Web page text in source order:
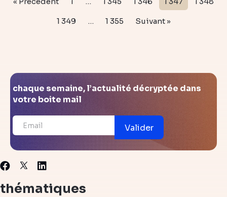
1 349 … 1 355 Suivant »
chaque semaine, l’actualité décryptée dans
votre boite mail
Valider
Facebook
X Linkedin
thématiques